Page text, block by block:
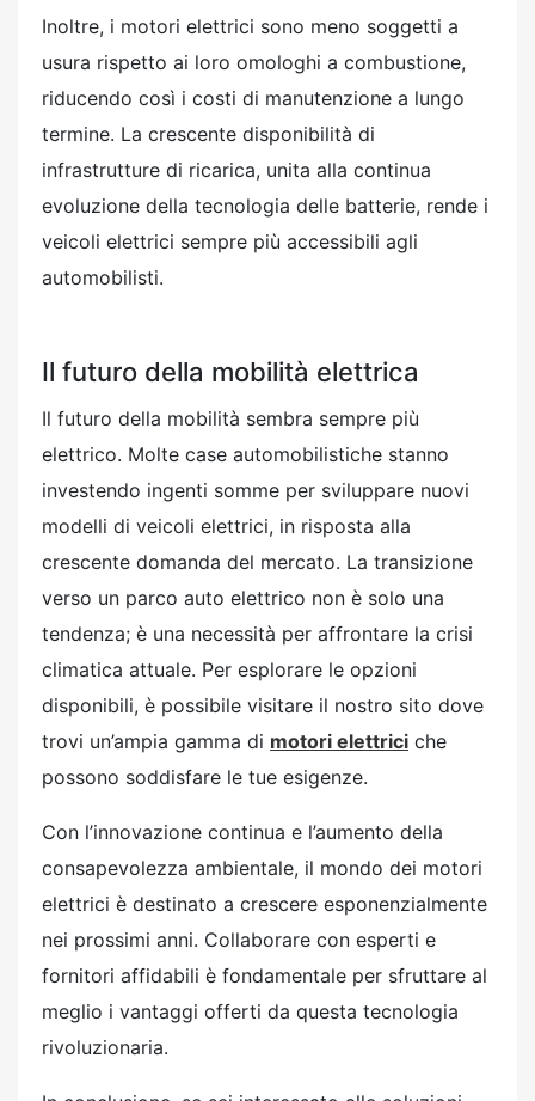
Inoltre, i motori elettrici sono meno soggetti a
usura rispetto ai loro omologhi a combustione,
riducendo così i costi di manutenzione a lungo
termine. La crescente disponibilità di
infrastrutture di ricarica, unita alla continua
evoluzione della tecnologia delle batterie, rende i
veicoli elettrici sempre più accessibili agli
automobilisti.
Il futuro della mobilità elettrica
Il futuro della mobilità sembra sempre più
elettrico. Molte case automobilistiche stanno
investendo ingenti somme per sviluppare nuovi
modelli di veicoli elettrici, in risposta alla
crescente domanda del mercato. La transizione
verso un parco auto elettrico non è solo una
tendenza; è una necessità per affrontare la crisi
climatica attuale. Per esplorare le opzioni
disponibili, è possibile visitare il nostro sito dove
trovi un’ampia gamma di motori elettrici che
possono soddisfare le tue esigenze.
Con l’innovazione continua e l’aumento della
consapevolezza ambientale, il mondo dei motori
elettrici è destinato a crescere esponenzialmente
nei prossimi anni. Collaborare con esperti e
fornitori affidabili è fondamentale per sfruttare al
meglio i vantaggi offerti da questa tecnologia
rivoluzionaria.